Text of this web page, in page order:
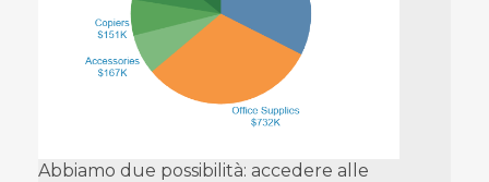
Abbiamo due possibilità: accedere alle